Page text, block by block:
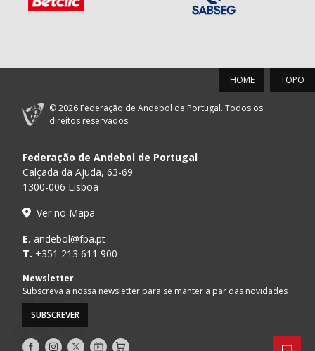
TOPO
HOME
© 2026 Federação de Andebol de Portugal. Todos os
direitos reservados.
Federação de Andebol de Portugal
Calçada da Ajuda, 63-69
1300-006 Lisboa
Ver no Mapa
E. andebol@fpa.pt
T. +351 213 611 900
Newsletter
Subscreva a nossa newsletter para se manter a par das novidades
SUBSCREVER
Siga- Siga- Siga- AndebolTV
Loja